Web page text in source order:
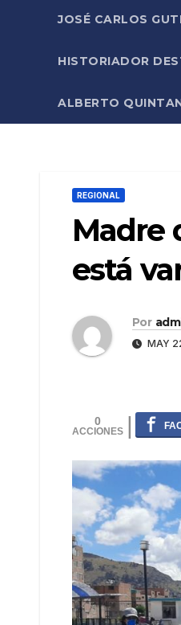
JOSÉ CARLOS
HISTORIADOR
ALBERTO
REGIONAL
Madre
está
Por
MAY
0